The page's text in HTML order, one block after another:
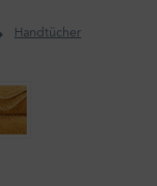
Handtücher